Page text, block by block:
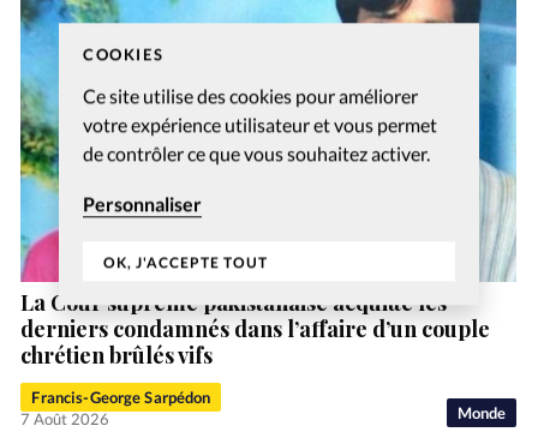
COOKIES
Ce site utilise des cookies pour améliorer
votre expérience utilisateur et vous permet
de contrôler ce que vous souhaitez activer.
Personnaliser
OK, J'ACCEPTE TOUT
Monde
La Cour suprême pakistanaise acquitte les
derniers condamnés dans l’affaire d’un couple
chrétien brûlés vifs
Francis-George Sarpédon
7 Août 2026